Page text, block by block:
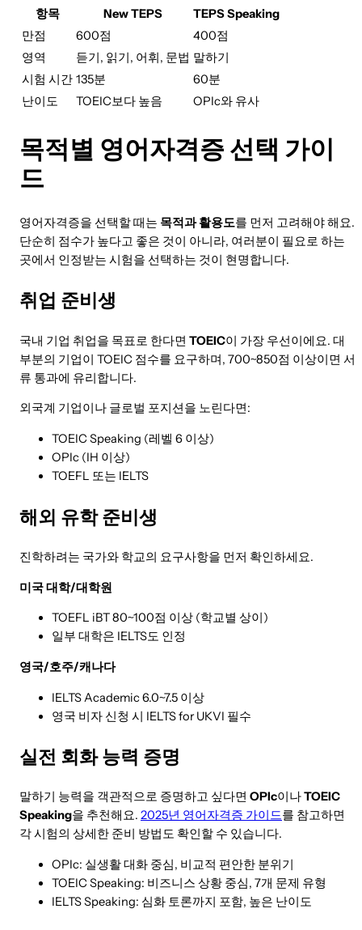
항목 New TEPS
TEPS Speaking
만점
600점
400점
영역
듣기, 읽기, 어휘, 문법 말하기
시험 시간 135분
60분
난이도
TOEIC보다 높음 OPIc와 유사
목적별 영어자격증 선택 가이
드
영어자격증을 선택할 때는 목적과 활용도를 먼저 고려해야 해요.
단순히 점수가 높다고 좋은 것이 아니라, 여러분이 필요로 하는
곳에서 인정받는 시험을 선택하는 것이 현명합니다.
취업 준비생
국내 기업 취업을 목표로 한다면 TOEIC이 가장 우선이에요. 대
부분의 기업이 TOEIC 점수를 요구하며, 700~850점 이상이면 서
류 통과에 유리합니다.
외국계 기업이나 글로벌 포지션을 노린다면:
TOEIC Speaking (레벨 6 이상)
OPIc (IH 이상)
TOEFL 또는 IELTS
해외 유학 준비생
진학하려는 국가와 학교의 요구사항을 먼저 확인하세요.
미국 대학/대학원
TOEFL iBT 80~100점 이상 (학교별 상이)
일부 대학은 IELTS도 인정
영국/호주/캐나다
IELTS Academic 6.0~7.5 이상
영국 비자 신청 시 IELTS for UKVI 필수
실전 회화 능력 증명
말하기 능력을 객관적으로 증명하고 싶다면 OPIc이나TOEIC
Speaking을 추천해요. 2025년 영어자격증 가이드를 참고하면
각 시험의 상세한 준비 방법도 확인할 수 있습니다.
OPIc: 실생활 대화 중심, 비교적 편안한 분위기
TOEIC Speaking: 비즈니스 상황 중심, 7개 문제 유형
IELTS Speaking: 심화 토론까지 포함, 높은 난이도